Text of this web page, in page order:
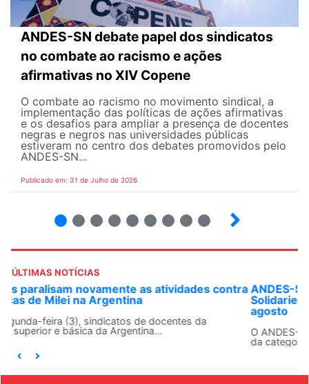
ANDES-SN debate papel dos sindicatos
no combate ao racismo e ações
afirmativas no XIV Copene
O combate ao racismo no movimento sindical, a
implementação das políticas de ações afirmativas
e os desafios para ampliar a presença de docentes
negras e negros nas universidades públicas
estiveram no centro dos debates promovidos pelo
ANDES-SN...
Publicado em: 31 de Julho de 2026
ÚLTIMAS NOTÍCIAS
ANDES-SN convoca docentes para Dia de
Solidariedade Internacionalista com Cuba em 13 de
O ANDES-SN conclama suas seções sindicais e o conjunto